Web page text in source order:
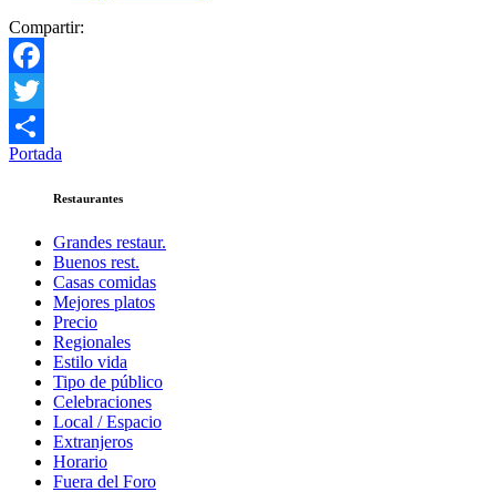
Compartir:
Facebook
Twitter
Compartir
Portada
Restaurantes
Grandes restaur.
Buenos rest.
Casas comidas
Mejores platos
Precio
Regionales
Estilo vida
Tipo de público
Celebraciones
Local / Espacio
Extranjeros
Horario
Fuera del Foro